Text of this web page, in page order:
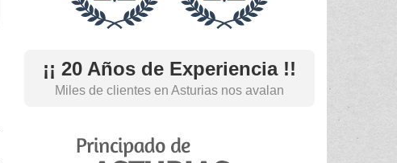
¡¡ 20 Años de Experiencia !!
Miles de clientes en Asturias nos avalan